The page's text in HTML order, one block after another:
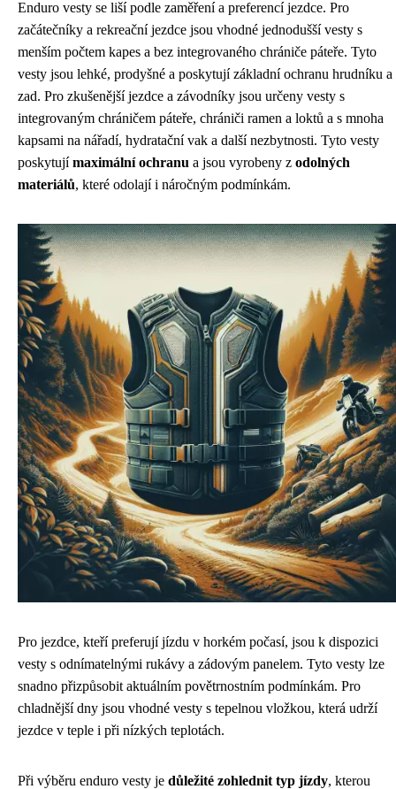
Enduro vesty se liší podle zaměření a preferencí jezdce. Pro
začátečníky a rekreační jezdce jsou vhodné jednodušší vesty s
menším počtem kapes a bez integrovaného chrániče páteře. Tyto
vesty jsou lehké, prodyšné a poskytují základní ochranu hrudníku a
zad. Pro zkušenější jezdce a závodníky jsou určeny vesty s
integrovaným chráničem páteře, chrániči ramen a loktů a s mnoha
kapsami na nářadí, hydratační vak a další nezbytnosti. Tyto vesty
poskytujímaximální ochranu a jsou vyrobeny z odolných
materiálů, které odolají i náročným podmínkám.
Pro jezdce, kteří preferují jízdu v horkém počasí, jsou k dispozici
vesty s odnímatelnými rukávy a zádovým panelem. Tyto vesty lze
snadno přizpůsobit aktuálním povětrnostním podmínkám. Pro
chladnější dny jsou vhodné vesty s tepelnou vložkou, která udrží
jezdce v teple i při nízkých teplotách.
Při výběru enduro vesty je důležité zohlednit typ jízdy, kterou